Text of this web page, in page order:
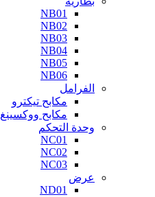
NB01
NB02
NB03
NB04
NB05
NB06
الفرامل
مكابح تيكترو
مكابح ووكسينغ
وحدة التحكم
NC01
NC02
NC03
عرض
ND01